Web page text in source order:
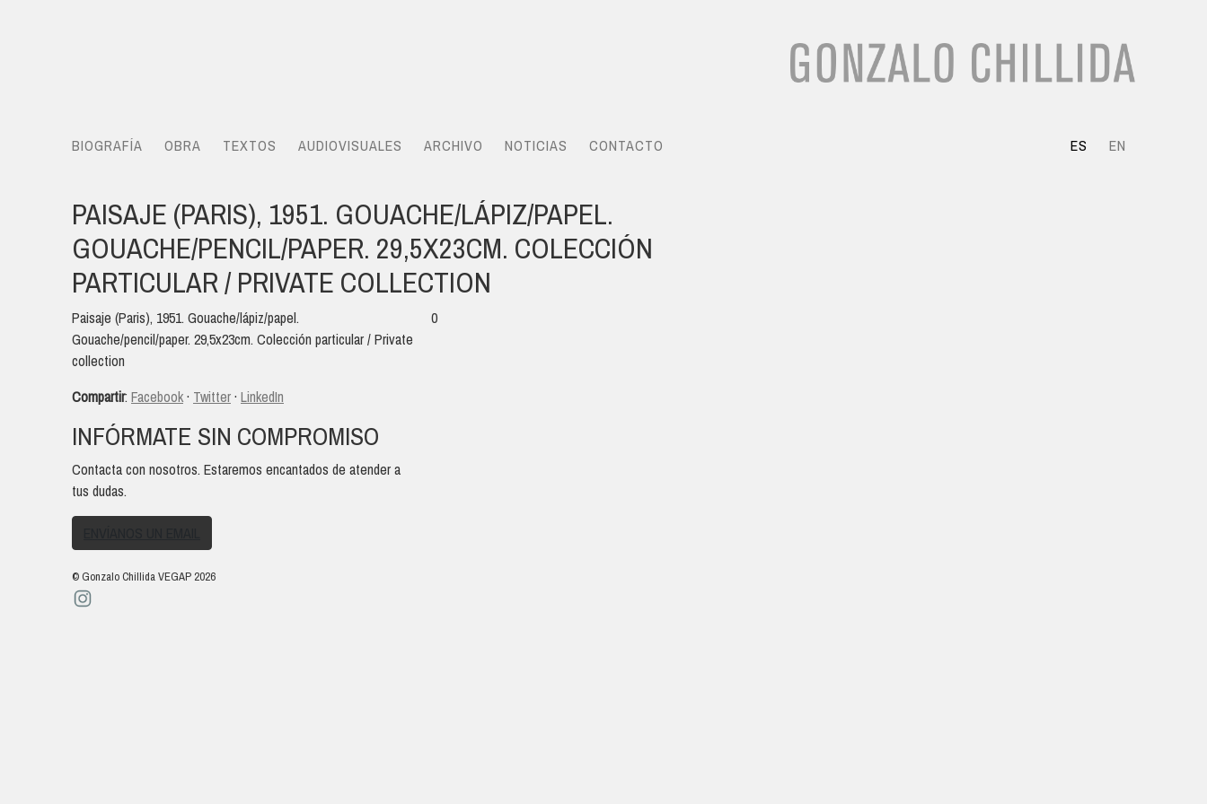
BIOGRAFÍA OBRA TEXTOS AUDIOVISUALES ARCHIVO NOTICIAS CONTACTO ES EN
PAISAJE (PARIS), 1951. GOUACHE/LÁPIZ/PAPEL.
GOUACHE/PENCIL/PAPER. 29,5X23CM. COLECCIÓN
PARTICULAR / PRIVATE COLLECTION
Paisaje (Paris), 1951. Gouache/lápiz/papel.
Gouache/pencil/paper. 29,5x23cm. Colección particular / Private
collection
Compartir: Facebook· Twitter· LinkedIn
INFÓRMATE SIN COMPROMISO
Contacta con nosotros. Estaremos encantados de atender a
tus dudas.
0
© Gonzalo Chillida VEGAP 2026